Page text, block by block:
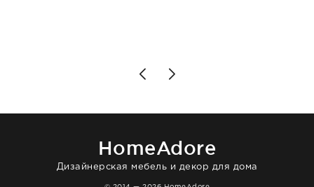
то качество выше всяких похвал. Выглядит
HomeAdore
Дизайнерская мебель и декор для дома